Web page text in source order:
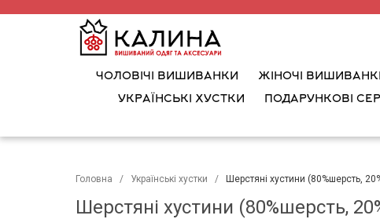
ЧОЛОВІЧІ ВИШИВАНКИ ЖІНОЧІ
УКРАЇНСЬКІ ХУСТКИ
ПОДАРУНКОВІ
Головна Українські хустки Шерстяні хустини (80%шерсть,
Шерстяні хустини (80%шерсть,